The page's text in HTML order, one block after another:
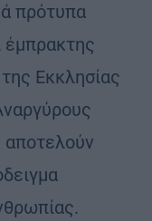
πρότυπα
έμπρακτης
Εκκλησίας
αποτελούν